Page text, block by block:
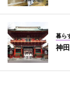
暮ら
神